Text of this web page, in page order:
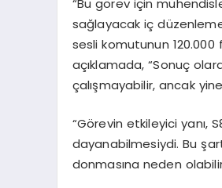
“Bu görev için
sağlayacak iç
sesli komutunun
açıklamada, “Sonuç
çalışmayabilir, ancak
“Görevin etkileyici yanı,
dayanabilmesiydi. Bu
donmasına neden